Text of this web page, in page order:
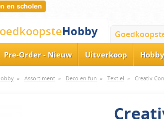
Hobby
Pre-Order - Nieuw Uitverkoop
» Assortiment » Deco en fun » Textiel » Creativ